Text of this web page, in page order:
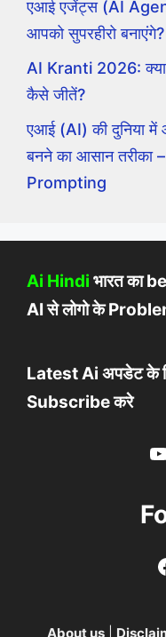
एआई एजेंट्स (AI
आपको सुपरहीरो बनाएंगे?
AI Kranti 2026:
कैसे जीतें?
एआई (AI) की दुनिया में
बनने का आसान
Prompting
Ai Hindi भारत का
AI से लोगो के
Latest Ai अपडेट के
Subscribe करे
About us|